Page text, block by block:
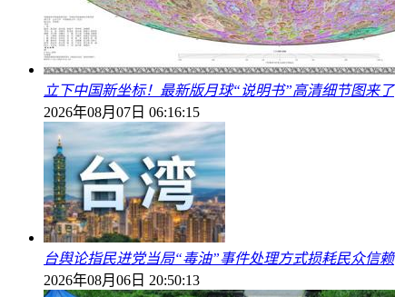
立下中国新坐标！最新版月球“说明书”高清细节图来了
2026年08月07日 06:16:15
台舆论指民进党当局“毒油”事件处理方式损耗民众信赖
2026年08月06日 20:50:13